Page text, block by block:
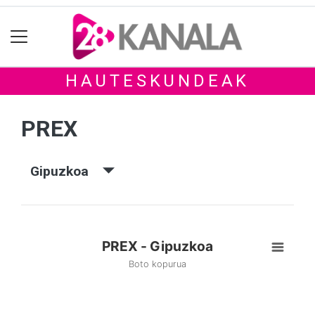
HAUTESKUNDEAK
PREX
Gipuzkoa
PREX - Gipuzkoa
Boto kopurua